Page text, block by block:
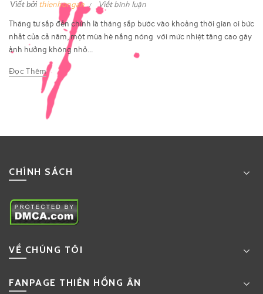
Viết bởi thienhongan
Viết bình luận
Tháng tư sắp đến chính là tháng sắp bước vào khoảng thời gian oi bức
nhất của cả năm, một mùa hè nắng nóng với mức nhiệt tăng cao gây
ảnh hưởng không nhỏ...
Đọc Thêm
CHÍNH SÁCH
VỀ CHÚNG TÔI
FANPAGE THIÊN HỒNG ÂN